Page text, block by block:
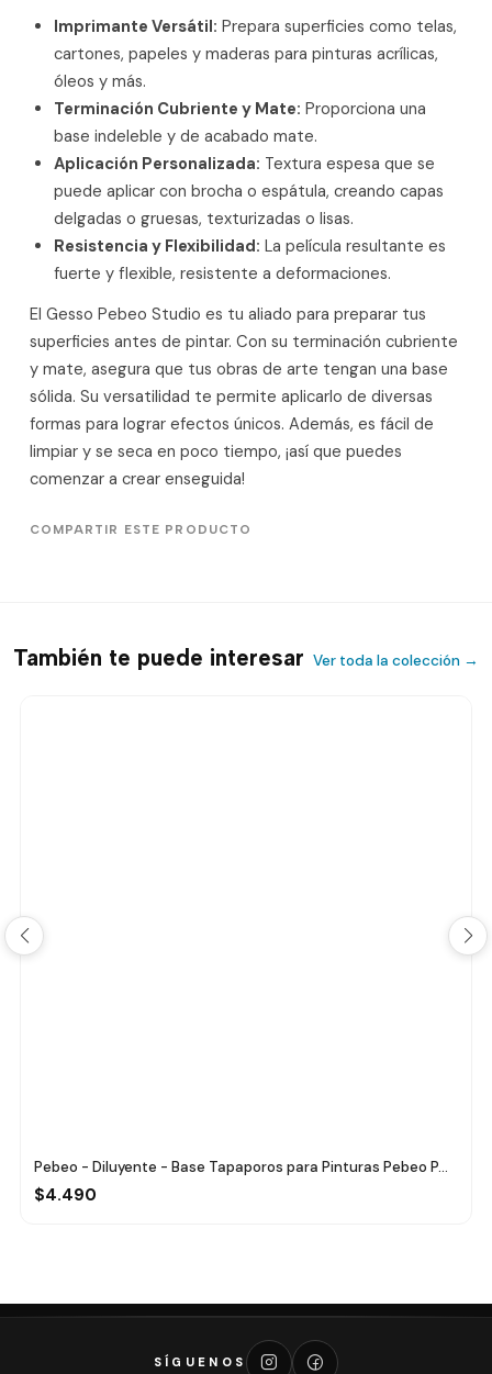
Imprimante Versátil: Prepara superficies como telas,
cartones, papeles y maderas para pinturas acrílicas,
óleos y más.
Terminación Cubriente y Mate: Proporciona una
base indeleble y de acabado mate.
Aplicación Personalizada: Textura espesa que se
puede aplicar con brocha o espátula, creando capas
delgadas o gruesas, texturizadas o lisas.
Resistencia y Flexibilidad: La película resultante es
fuerte y flexible, resistente a deformaciones.
El Gesso Pebeo Studio es tu aliado para preparar tus
superficies antes de pintar. Con su terminación cubriente
y mate, asegura que tus obras de arte tengan una base
sólida. Su versatilidad te permite aplicarlo de diversas
formas para lograr efectos únicos. Además, es fácil de
limpiar y se seca en poco tiempo, ¡así que puedes
comenzar a crear enseguida!
COMPARTIR ESTE PRODUCTO
También te puede interesar Ver toda la colección →
Pebeo - Diluyente - Base Tapaporos para Pinturas Pebeo P...
$4.490
SÍGUENOS